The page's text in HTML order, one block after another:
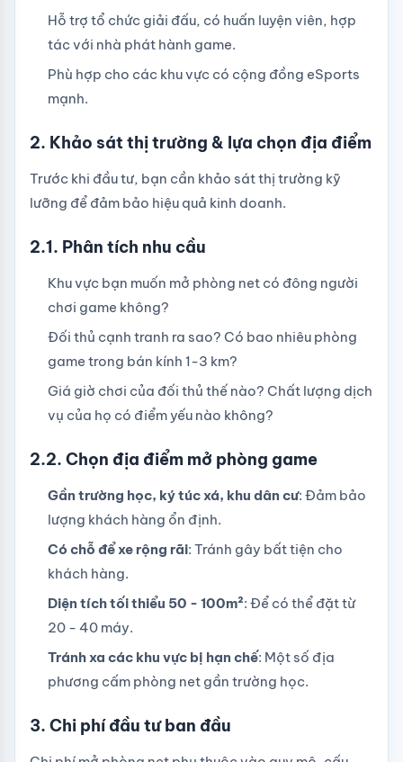
Hỗ trợ tổ chức giải đấu, có huấn luyện viên, hợp
tác với nhà phát hành game.
Phù hợp cho các khu vực có cộng đồng eSports
mạnh.
2. Khảo sát thị trường & lựa chọn địa điểm
Trước khi đầu tư, bạn cần khảo sát thị trường kỹ
lưỡng để đảm bảo hiệu quả kinh doanh.
2.1. Phân tích nhu cầu
Khu vực bạn muốn mở phòng net có đông người
chơi game không?
Đối thủ cạnh tranh ra sao? Có bao nhiêu phòng
game trong bán kính 1-3 km?
Giá giờ chơi của đối thủ thế nào? Chất lượng dịch
vụ của họ có điểm yếu nào không?
2.2. Chọn địa điểm mở phòng game
Gần trường học, ký túc xá, khu dân cư: Đảm bảo
lượng khách hàng ổn định.
Có chỗ để xe rộng rãi: Tránh gây bất tiện cho
khách hàng.
Diện tích tối thiểu 50 - 100m²: Để có thể đặt từ
20 - 40 máy.
Tránh xa các khu vực bị hạn chế: Một số địa
phương cấm phòng net gần trường học.
3. Chi phí đầu tư ban đầu